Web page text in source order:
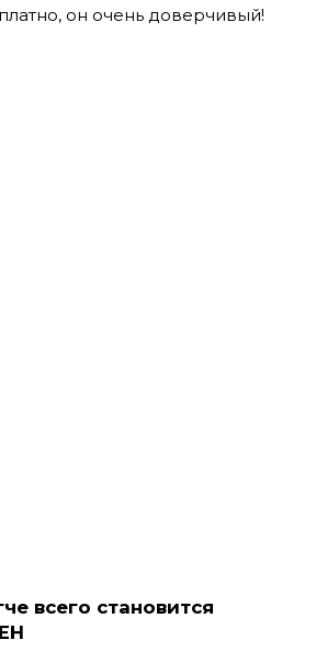
он очень доверчивый!
всего становится